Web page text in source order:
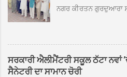
ਨਗਰ ਕੀਰਤਨ ਗੁਰਦੁਆਰਾ
ਸਰਪ੍ਰਸਤੀ ਹੇਠ, ਪੰਜ
ਮਹੱਲਾ ਸੰਤਪੁਰਾ ਤੋਂ
ਭਗਵਾਨਪੁਰ, ਝੁੱਗੀਆਂ
ਅਬਾਦ, ਕੋਲੀਆਂਵਾਲ, ਅੱਡਾ
ਸਰਕਾਰੀ ਐਲੀਮੈਂਟਰੀ ਸਕੂਲ ਠੱਟਾ ਨਵਾਂ
ਸੈਨੇਟਰੀ ਦਾ ਸਾਮਾਨ ਚੋਰੀ